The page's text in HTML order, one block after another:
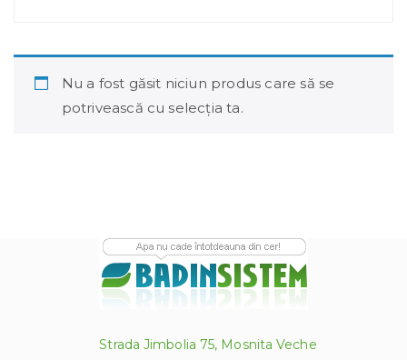
Nu a fost găsit niciun produs care să se
potrivească cu selecția ta.
Strada Jimbolia 75, Mosnita Veche